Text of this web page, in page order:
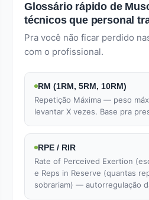
Glossário rápido de
técnicos que personal
Pra você não ficar perdido
com o profissional.
RM (1RM, 5RM, 10RM)
Repetição Máxima — peso
levantar X vezes. Base pra
RPE / RIR
Rate of Perceived Exertion
e Reps in Reserve (quantas
sobrariam) — autorregulação